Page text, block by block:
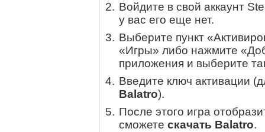
Войдите в свой аккаунт
у вас его еще нет.
Выберите пункт
«Игры» либо нажмите
приложения и выберите
Введите ключ активации
Balatro).
После этого игра
сможете скачать Balatro.